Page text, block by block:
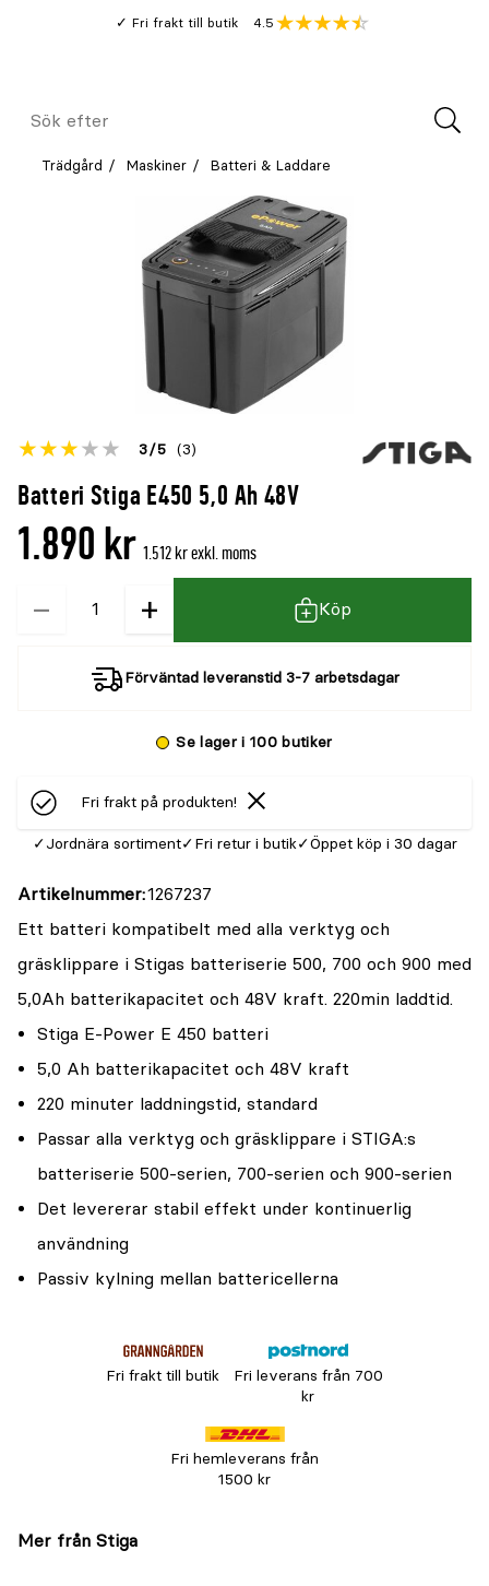
Fri frakt till butik
Genomsnitt
4.5
Meny
Sök
Trädgård Maskiner Batteri & Laddare
Batteri Stiga E450 5,0 Ah 48V
Betyget
denna
{0}
3 5 (3)
Öppna
1.890 kr 1.512 kr exkl. moms
−
Kvantitet + Köp
Förväntad leveranstid 3-7 arbetsdagar
Se lager i 100 butiker
Fri frakt på produkten!
Jordnära sortiment Fri retur i butik Öppet köp i 30 dagar
Artikelnummer 1267237
Ett batteri kompatibelt med alla verktyg och
gräsklippare i Stigas batteriserie 500, 700 och 900 med
5,0Ah batterikapacitet och 48V kraft. 220min laddtid.
Stiga E-Power E 450 batteri
5,0 Ah batterikapacitet och 48V kraft
220 minuter laddningstid, standard
Passar alla verktyg och gräsklippare i STIGA:s
batteriserie 500-serien, 700-serien och 900-serien
Det levererar stabil effekt under kontinuerlig
användning
Passiv kylning mellan battericellerna
Fri frakt till butik
Fri leverans från 700
kr
Fri hemleverans från
1500 kr
Mer från Stiga